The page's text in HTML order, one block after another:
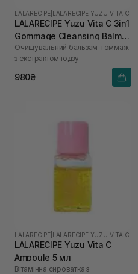
LALARECIPE LALARECIPE YUZU VITA C
LALARECIPE Yuzu Vita C 3in1
Gommage Cleansing Balm
50 мл
Очищувальний бальзам-гоммаж
з екстрактом юдзу
980₴
LALARECIPE LALARECIPE YUZU VITA C
LALARECIPE Yuzu Vita C
Ampoule 5 мл
Вітамінна сироватка з